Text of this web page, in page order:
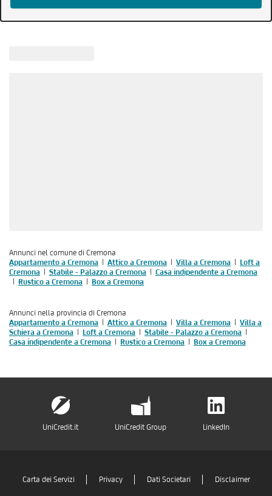
Annunci nel comune di Cremona
Appartamento a Cremona
Attico a Cremona Villa a Cremona
Loft a
Cremona
Stabile - Palazzo a Cremona
Casa indipendente a Cremona
Rustico a Cremona
Box a Cremona
Annunci nella provincia di Cremona
Appartamento a Cremona
Attico a Cremona Villa a Cremona
Villa a
Schiera a Cremona
Loft a Cremona
Stabile - Palazzo a Cremona
Casa indipendente a Cremona
Rustico a Cremona Box a Cremona
UniCredit.it UniCredit Group LinkedIn
Carta dei Servizi Privacy Dati Societari Disclaimer